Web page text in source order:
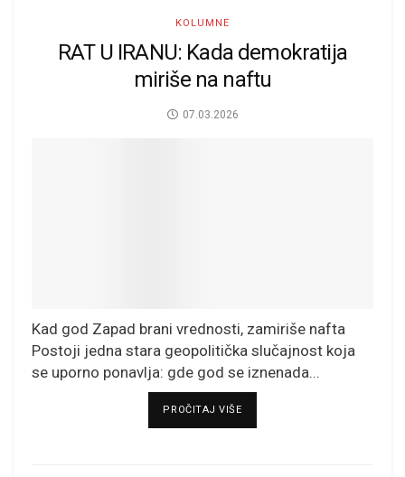
KOLUMNE
RAT U IRANU: Kada demokratija
miriše na naftu
07.03.2026
Kad god Zapad brani vrednosti, zamiriše nafta
Postoji jedna stara geopolitička slučajnost koja
se uporno ponavlja: gde god se iznenada...
PROČITAJ VIŠEDETAILS